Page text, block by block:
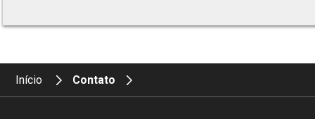
Início Contato